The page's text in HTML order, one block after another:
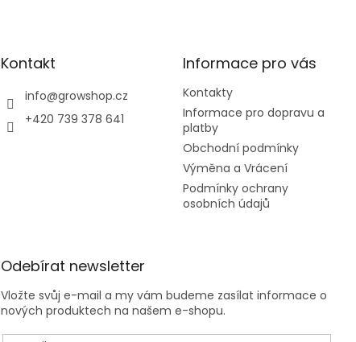
Kontakt
info@growshop.cz
+420 739 378 641
Informace pro vás
Kontakty
Informace pro dopravu a
platby
Obchodní podmínky
Výměna a Vrácení
Podmínky ochrany
osobních údajů
Odebírat newsletter
Vložte svůj e-mail a my vám budeme zasílat informace o
nových produktech na našem e-shopu.